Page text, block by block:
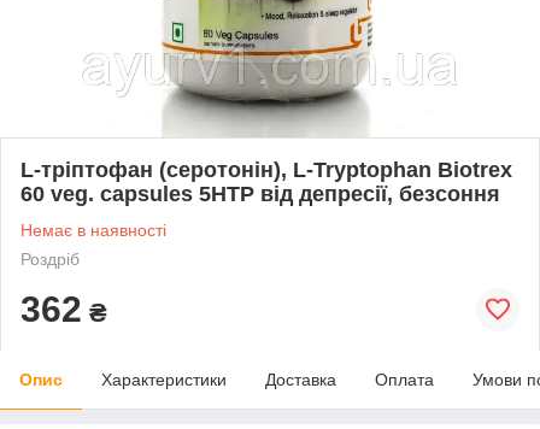
L-тріптофан (серотонін), L-Tryptophan Biotrex
60 veg. capsules 5HTP від депресії, безсоння
Немає в наявності
Роздріб
362 ₴
Опис Характеристики Доставка Оплата Умови